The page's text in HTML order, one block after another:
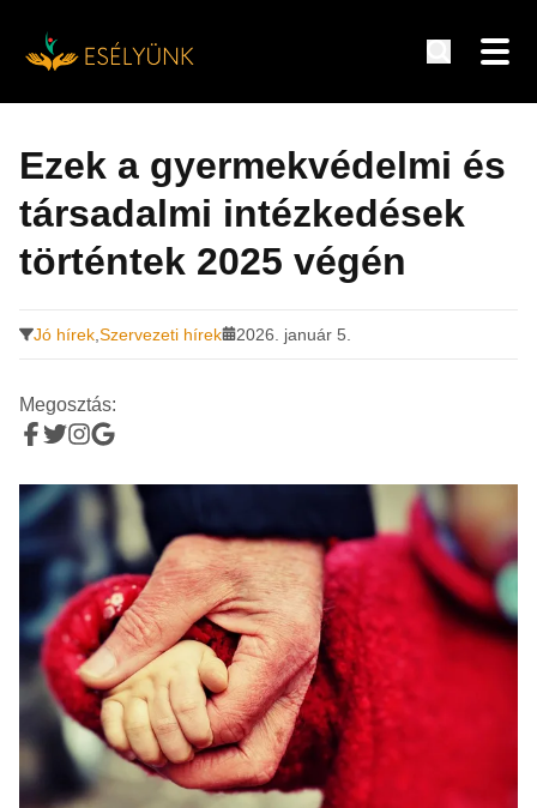
tartalomra
Ezek a gyermekvédelmi és
társadalmi intézkedések
történtek 2025 végén
Jó hírek Szervezeti hírek 2026. január 5.
Megosztás: